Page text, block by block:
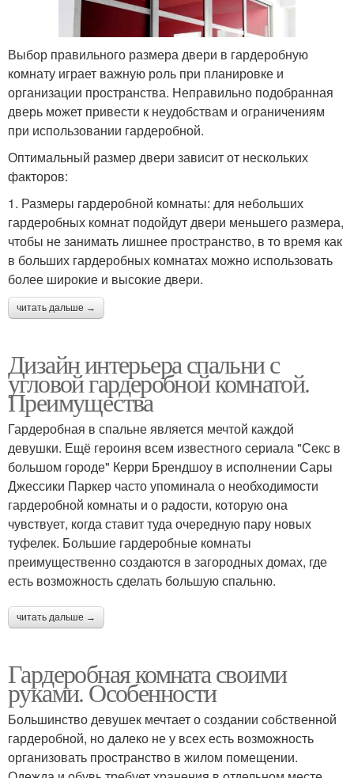
Выбор правильного размера двери в гардеробную
комнату играет важную роль при планировке и
организации пространства. Неправильно подобранная
дверь может привести к неудобствам и ограничениям
при использовании гардеробной.
Оптимальный размер двери зависит от нескольких
факторов:
1. Размеры гардеробной комнаты: для небольших
гардеробных комнат подойдут двери меньшего размера,
чтобы не занимать лишнее пространство, в то время как
в больших гардеробных комнатах можно использовать
более широкие и высокие двери.
читать дальше →
Дизайн интерьера спальни с
угловой гардеробной комнатой.
Преимущества
Гардеробная в спальне является мечтой каждой
девушки. Ещё героиня всем известного сериала "Секс в
большом городе" Керри Брендшоу в исполнении Сары
Джессики Паркер часто упоминала о необходимости
гардеробной комнаты и о радости, которую она
чувствует, когда ставит туда очередную пару новых
туфелек. Большие гардеробные комнаты
преимущественно создаются в загородных домах, где
есть возможность сделать большую спальню.
читать дальше →
Гардеробная комната своими
руками. Особенности
Большинство девушек мечтает о создании собственной
гардеробной, но далеко не у всех есть возможность
организовать пространство в жилом помещении.